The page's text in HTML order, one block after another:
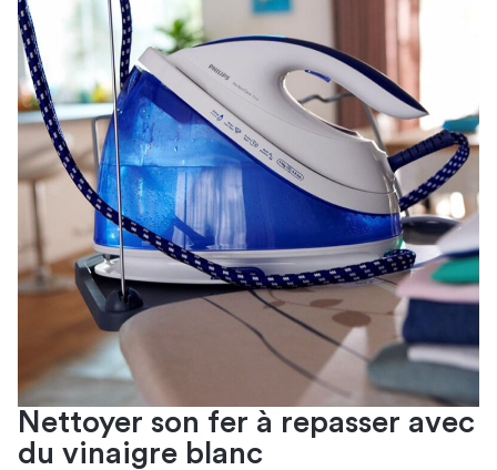
Nettoyer son fer à repasser avec
du vinaigre blanc